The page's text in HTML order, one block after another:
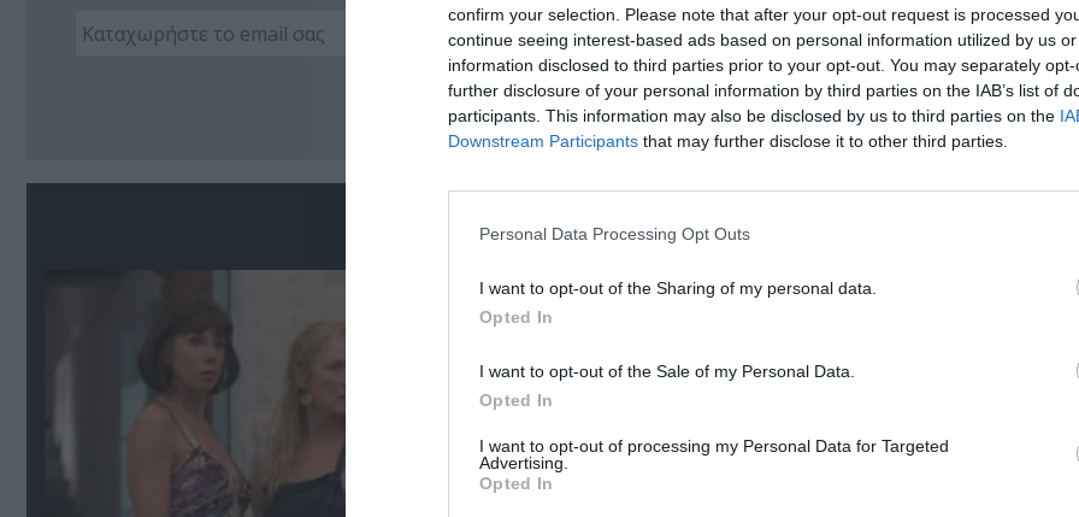
confirm your selection. Please note that after your opt-out request is processed
continue seeing interest-based ads based on personal information utilized by us
information disclosed to third parties prior to your opt-out. You may separately
further disclosure of your personal information by third parties on the IAB’s list of
participants. This information may also be disclosed by us to third parties on the
Downstream Participants that may further disclose it to other third parties.
Personal Data Processing Opt Outs
I want to opt-out of the Sharing of my personal data.
Opted In
I want to opt-out of the Sale of my Personal Data.
Opted In
I want to opt-out of processing my Personal Data for Targeted
Advertising.
Opted In
Ακολουθήστε το Culturenow.gr
Σχετικά Άρθρα